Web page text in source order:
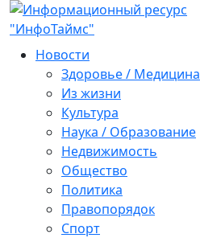
Новости
Здоровье / Медицина
Из жизни
Культура
Наука / Образование
Недвижимость
Общество
Политика
Правопорядок
Спорт